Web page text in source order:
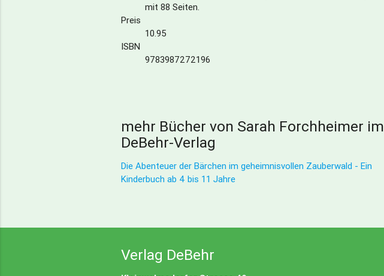
mit 88 Seiten.
Preis
10.95
ISBN
9783987272196
mehr Bücher von Sarah Forchheimer im
DeBehr-Verlag
Die Abenteuer der Bärchen im geheimnisvollen Zauberwald - Ein
Kinderbuch ab 4 bis 11 Jahre
Verlag DeBehr